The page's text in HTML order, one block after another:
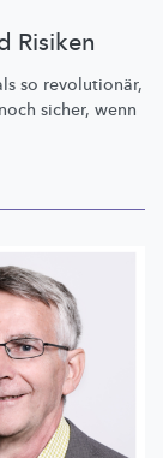
Risiken
so revolutionär,
sicher, wenn